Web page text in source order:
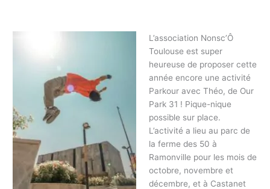
L’association Nonsc’Ô
Toulouse est super
heureuse de proposer cette
année encore une activité
Parkour avec Théo, de Our
Park 31 ! Pique-nique
possible sur place.
L’activité a lieu au parc de
la ferme des 50 à
Ramonville pour les mois de
octobre, novembre et
décembre, et à Castanet